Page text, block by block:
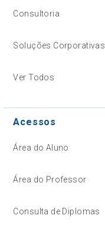
Consultoria
Soluções Corporativas
Ver Todos
Acessos
Área do Aluno
Área do Professor
Consulta de Diplomas